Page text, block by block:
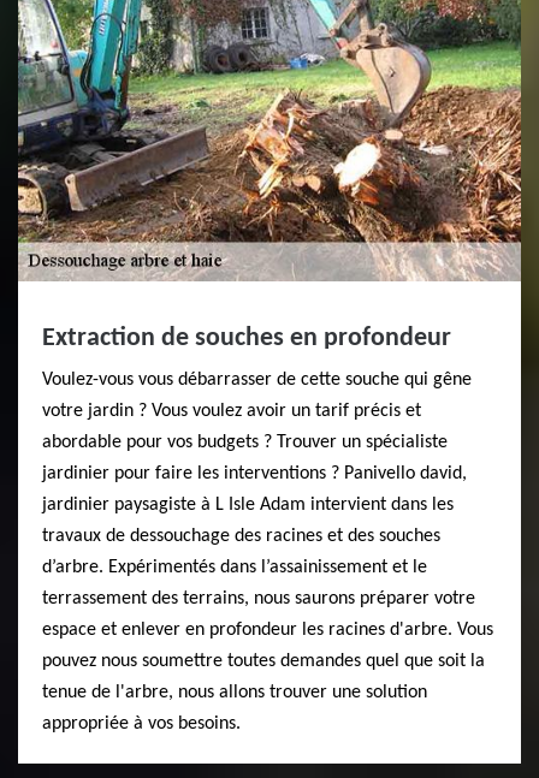
Extraction de souches en profondeur
Voulez-vous vous débarrasser de cette souche qui gêne
votre jardin ? Vous voulez avoir un tarif précis et
abordable pour vos budgets ? Trouver un spécialiste
jardinier pour faire les interventions ? Panivello david,
jardinier paysagiste à L Isle Adam intervient dans les
travaux de dessouchage des racines et des souches
d’arbre. Expérimentés dans l’assainissement et le
terrassement des terrains, nous saurons préparer votre
espace et enlever en profondeur les racines d'arbre. Vous
pouvez nous soumettre toutes demandes quel que soit la
tenue de l'arbre, nous allons trouver une solution
appropriée à vos besoins.